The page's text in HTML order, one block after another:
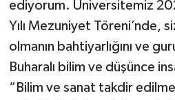
ediyorum. Üniversitemiz
Yılı Mezuniyet Töreni’nde,
olmanın bahtiyarlığını ve
Buharalı bilim ve düşünce
“Bilim ve sanat takdir